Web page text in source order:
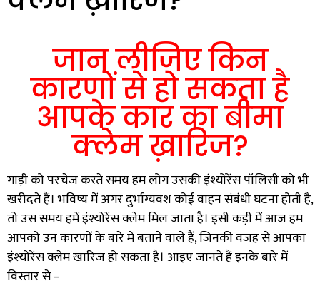
जान लीजिए किन
कारणों से हो सकता है
आपके कार का बीमा
क्लेम ख़ारिज?
गाड़ी को परचेज करते समय हम लोग उसकी इंश्योरेंस पॉलिसी को भी
खरीदते हैं। भविष्य में अगर दुर्भाग्यवश कोई वाहन संबंधी घटना होती है,
तो उस समय हमें इंश्योरेंस क्लेम मिल जाता है। इसी कड़ी में आज हम
आपको उन कारणों के बारे में बताने वाले हैं, जिनकी वजह से आपका
इंश्योरेंस क्लेम खारिज हो सकता है। आइए जानते हैं इनके बारे में
विस्तार से –